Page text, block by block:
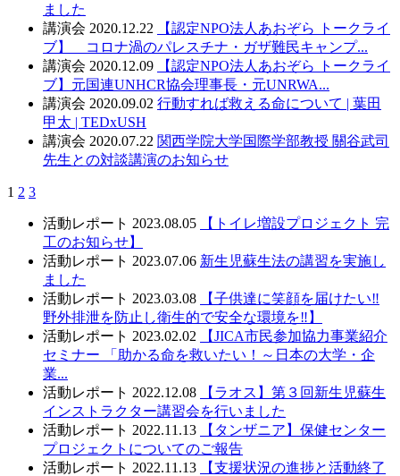
ました
講演会 2020.12.22
【認定NPO法人あおぞら トークライ
ブ】 コロナ渦のパレスチナ・ガザ難民キャンプ...
講演会 2020.12.09
【認定NPO法人あおぞら トークライ
ブ】元国連UNHCR協会理事長・元UNRWA...
講演会 2020.09.02 行動すれば救える命について | 葉田
甲太 | TEDxUSH
講演会 2020.07.22 関西学院大学国際学部教授 關谷武司
先生との対談講演のお知らせ
1 2 3
活動レポート 2023.08.05
【トイレ増設プロジェクト 完
工のお知らせ】
活動レポート 2023.07.06 新生児蘇生法の講習を実施し
ました
活動レポート 2023.03.08
【子供達に笑顔を届けたい‼️
野外排泄を防止し衛生的で安全な環境を‼️】
活動レポート 2023.02.02
【JICA市民参加協力事業紹介
セミナー 「助かる命を救いたい！～日本の大学・企
業...
活動レポート 2022.12.08
【ラオス】第３回新生児蘇生
インストラクター講習会を行いました
活動レポート 2022.11.13
【タンザニア】保健センター
プロジェクトについてのご報告
活動レポート 2022.11.13
【支援状況の進捗と活動終了